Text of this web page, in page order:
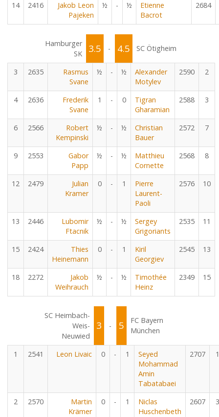
14 2416
Jakob Leon
Pajeken
½ - ½
Etienne
Bacrot
2684
Hamburger
SK
3.5 - 4.5 SC Ötigheim
3 2635
Rasmus
Svane
½ - ½
Alexander
Motylev
2590 2
4 2636
Frederik
Svane
1 - 0
Tigran
Gharamian
2588 3
6 2566
Robert
Kempinski
½ - ½
Christian
Bauer
2572 7
9 2553
Gabor
Papp
½ - ½
Matthieu
Cornette
2568 8
12 2479
Julian
Kramer
0 - 1
Pierre
Laurent-
Paoli
2576 10
13 2446
Lubomir
Ftacnik
½ - ½
Sergey
Grigoriants
2535 11
15 2424
Thies
Heinemann
0 - 1
Kiril
Georgiev
2545 13
18 2272
Jakob
Weihrauch
½ - ½
Timothée
Heinz
2349 15
SC Heimbach-
Weis-
Neuwied
3 - 5
FC Bayern
München
1 2541 Leon Livaic 0 - 1
Seyed
Mohammad
Amin
Tabatabaei
2707 1
2 2570
Martin
Krämer
0 - 1
Niclas
Huschenbeth
2607 3